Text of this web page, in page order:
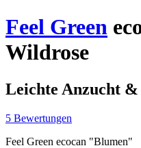
Feel Green
Wildrose
Leichte Anzucht
5 Bewertungen
Feel Green ecocan "Blumen"